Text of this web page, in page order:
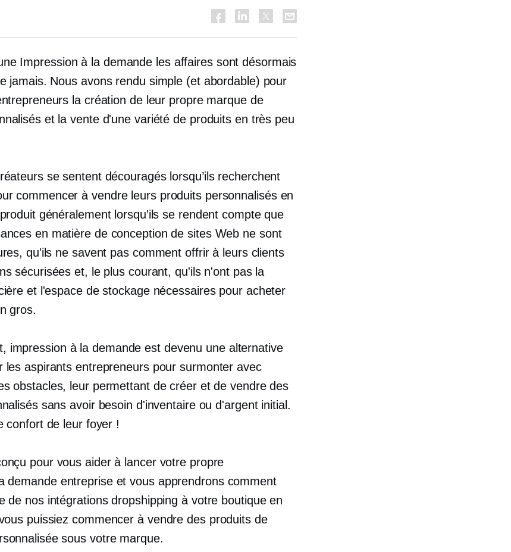
Impression à la demande les affaires sont désormais
jamais. Nous avons rendu simple (et abordable) pour
la création de leur propre marque de
et la vente d'une variété de produits en très peu
se sentent découragés lorsqu’ils recherchent
commencer à vendre leurs produits personnalisés en
généralement lorsqu'ils se rendent compte que
en matière de conception de sites Web ne sont
qu'ils ne savent pas comment offrir à leurs clients
sécurisées et, le plus courant, qu'ils n'ont pas la
et l'espace de stockage nécessaires pour acheter
gros.
impression à la demande est devenu une alternative
les aspirants entrepreneurs pour surmonter avec
obstacles, leur permettant de créer et de vendre des
sans avoir besoin d'inventaire ou d'argent initial.
confort de leur foyer !
pour vous aider à lancer votre propre
demandeentreprise et vous apprendrons comment
de nos intégrations dropshipping à votre boutique en
puissiez commencer à vendre des produits de
sous votre marque.